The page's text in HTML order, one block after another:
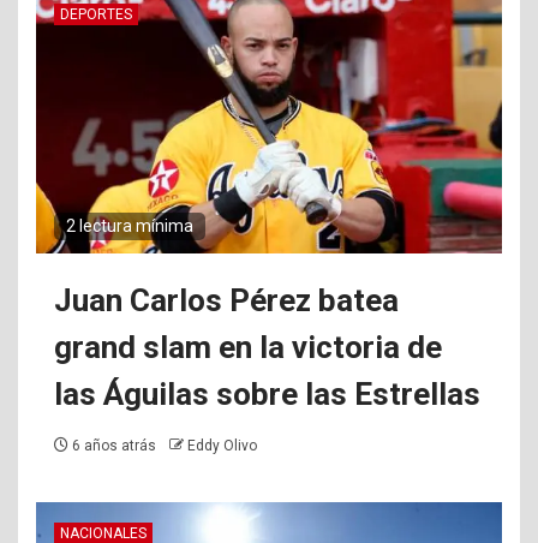
DEPORTES
2 lectura mínima
Juan Carlos Pérez batea
grand slam en la victoria de
las Águilas sobre las Estrellas
6 años atrás Eddy Olivo
NACIONALES